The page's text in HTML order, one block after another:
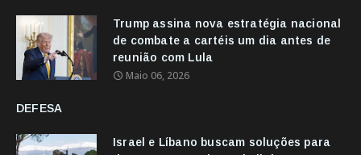
Trump assina nova estratégia nacional
de combate a cartéis um dia antes de
reunião com Lula
Maio 06, 2026
DEFESA
Israel e Líbano buscam soluções para